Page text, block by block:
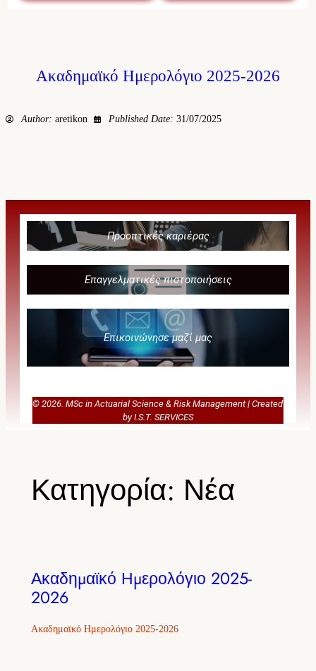
Ακαδημαϊκό Ημερολόγιο 2025-2026
Author: aretikon Published Date: 31/07/2025
Προοπτικές καριέρας
Επαγγελματικές πιστοποιήσεις
Επικοινώνησε μαζί μας
© 2026. MSc in Actuarial Science & Risk Management | Created
by I.S.T. SERVICES
Κατηγορία: Νέα
Ακαδημαϊκό Ημερολόγιο 2025-
2026
Ακαδημαϊκό Ημερολόγιο 2025-2026